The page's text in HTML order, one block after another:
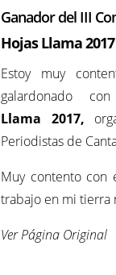
Ganador del III
Hojas Llama2017
Estoy muy
galardonado
Llama 2017,
Periodistas de
Muy contento con
trabajo en mi tierra
Ver Página Original